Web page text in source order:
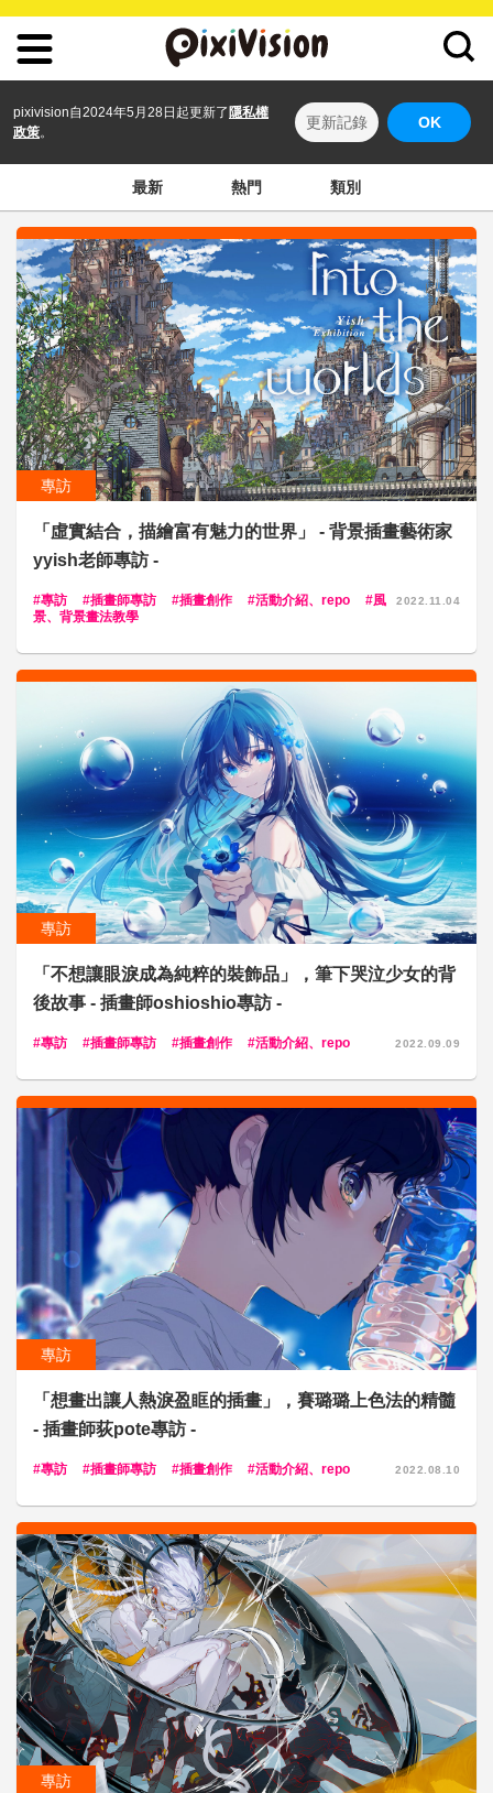
pixivision自2024年5月28日起更新了 隱私權
政策。
更新記錄 OK
最新 熱門 類別
專訪
「虛實結合，描繪富有魅力的世界」 - 背景插畫藝術家
yyish老師專訪 -
專訪 插畫師專訪 插畫創作 活動介紹、repo
風
景、背景畫法教學
2022.11.04
專訪
「不想讓眼淚成為純粹的裝飾品」，筆下哭泣少女的背
後故事 - 插畫師oshioshio專訪 -
專訪 插畫師專訪 插畫創作 活動介紹、repo 2022.09.09
專訪
「想畫出讓人熱淚盈眶的插畫」，賽璐璐上色法的精髓
- 插畫師荻pote專訪 -
專訪 插畫師專訪 插畫創作 活動介紹、repo 2022.08.10
專訪